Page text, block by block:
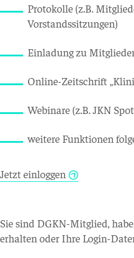
Protokolle (z.B.
Vorstandssitzungen)
Einladung zu
Online-Zeitschrift
Webinare (z.B. JKN
weitere Funktionen
Jetzt einloggen
Sie sind DGKN-Mitglied,
erhalten oder Ihre Login-